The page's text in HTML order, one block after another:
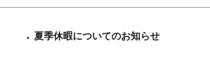
夏季休暇についてのお知らせ